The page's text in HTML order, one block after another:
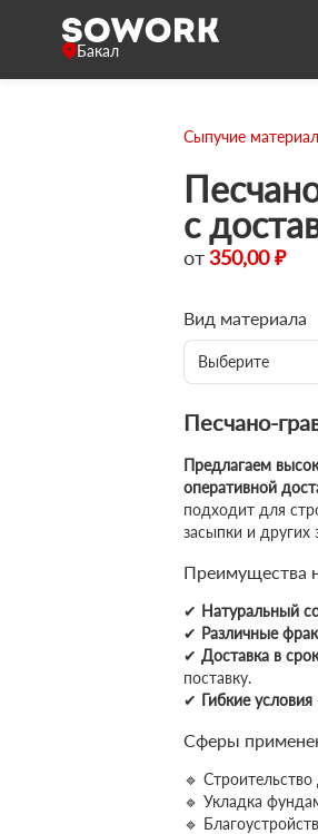
Бакал
Сыпучие
с
от350,00 ₽
Вид материала
Выберите
Песчано-
Предлагаем
оперативной
подходит для
засыпки и других
Преимущества
✔ Натуральный
✔ Различные
✔ Доставка в срок
поставку.
✔ Гибкие условия
Сферы
🔹
🔹 Укладка
🔹